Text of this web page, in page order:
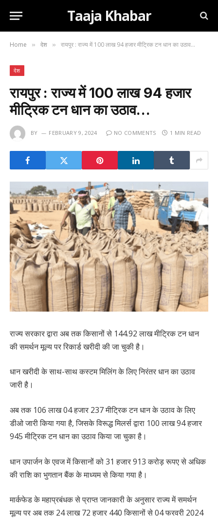
Taaja Khabar
Home » देश » रायपुर : राज्य में 100 लाख 94 हजार मीट्रिक टन धान का उठाव…
देश
रायपुर : राज्य में 100 लाख 94 हजार
मीट्रिक टन धान का उठाव…
BY FEBRUARY 9, 2024 NO COMMENTS 1 MIN READ
राज्य सरकार द्वारा अब तक किसानों से 144.92 लाख मीट्रिक टन धान
की समर्थन मूल्य पर रिकार्ड खरीदी की जा चुकी है।
धान खरीदी के साथ-साथ कस्टम मिलिंग के लिए निरंतर धान का उठाव
जारी है।
अब तक 106 लाख 04 हजार 237 मीट्रिक टन धान के उठाव के लिए
डीओ जारी किया गया है, जिसके विरूद्ध मिलर्स द्वारा 100 लाख 94 हजार
945 मीट्रिक टन धान का उठाव किया जा चुका है।
धान उपार्जन के एवज में किसानों को 31 हजार 913 करोड़ रूपए से अधिक
की राशि का भुगतान बैंक के माध्यम से किया गया है।
मार्कफेड के महाप्रबंधक से प्राप्त जानकारी के अनुसार राज्य में समर्थन
मूल्य पर अब तक 24 लाख 72 हजार 440 किसानों से 04 फरवरी 2024